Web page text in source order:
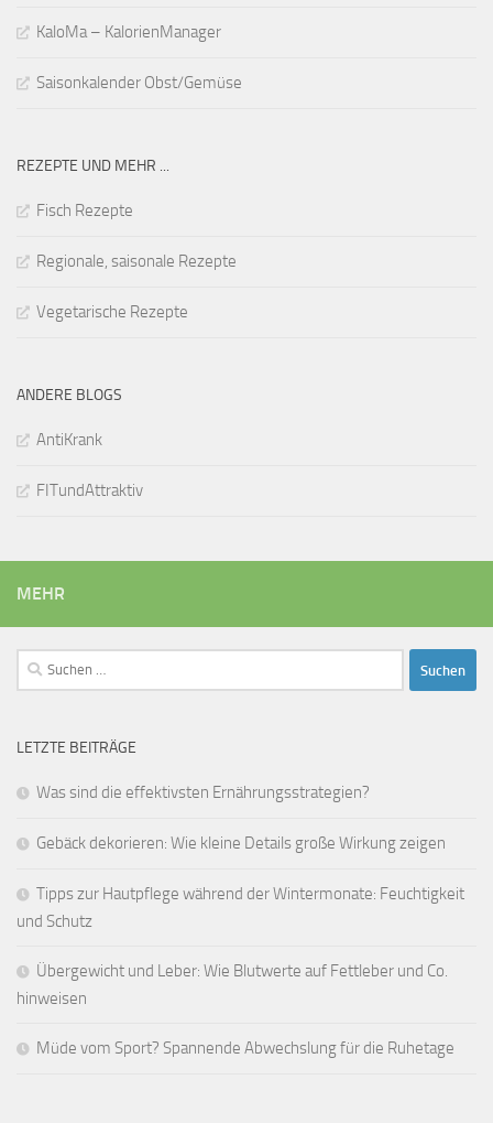
KaloMa – KalorienManager
Saisonkalender Obst/Gemüse
REZEPTE UND MEHR ...
Fisch Rezepte
Regionale, saisonale Rezepte
Vegetarische Rezepte
ANDERE BLOGS
AntiKrank
FITundAttraktiv
MEHR
Suchen
nach:
LETZTE BEITRÄGE
Was sind die effektivsten Ernährungsstrategien?
Gebäck dekorieren: Wie kleine Details große Wirkung zeigen
Tipps zur Hautpflege während der Wintermonate: Feuchtigkeit
und Schutz
Übergewicht und Leber: Wie Blutwerte auf Fettleber und Co.
hinweisen
Müde vom Sport? Spannende Abwechslung für die Ruhetage